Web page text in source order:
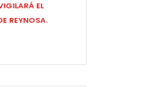
EL
REYNOSA.